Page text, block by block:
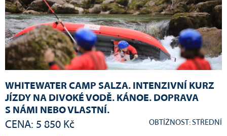
WHITEWATER CAMP SALZA. INTENZIVNÍ KURZ
JÍZDY NA DIVOKÉ VODĚ. KÁNOE. DOPRAVA
S NÁMI NEBO VLASTNÍ.
CENA: 5 850 Kč OBTÍŽNOST: STŘEDNÍ